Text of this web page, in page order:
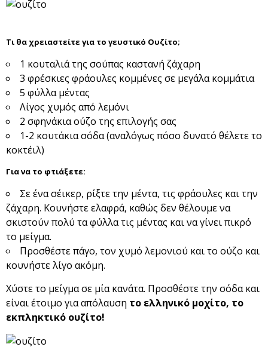
Τι θα χρειαστείτε για το γευστικό Ουζίτο;
1 κουταλιά της σούπας καστανή ζάχαρη
3 φρέσκιες φράουλες κομμένες σε μεγάλα κομμάτια
5 φύλλα μέντας
Λίγος χυμός από λεμόνι
2 σφηνάκια ούζο της επιλογής σας
1-2 κουτάκια σόδα (αναλόγως πόσο δυνατό θέλετε το
κοκτέιλ)
Για να το φτιάξετε:
Σε ένα σέικερ, ρίξτε την μέντα, τις φράουλες και την
ζάχαρη. Κουνήστε ελαφρά, καθώς δεν θέλουμε να
σκιστούν πολύ τα φύλλα τις μέντας και να γίνει πικρό
το μείγμα.
Προσθέστε πάγο, τον χυμό λεμονιού και το ούζο και
κουνήστε λίγο ακόμη.
Χύστε το μείγμα σε μία κανάτα. Προσθέστε την σόδα και
είναι έτοιμο για απόλαυση το ελληνικό μοχίτο, το
εκπληκτικό ουζίτο!